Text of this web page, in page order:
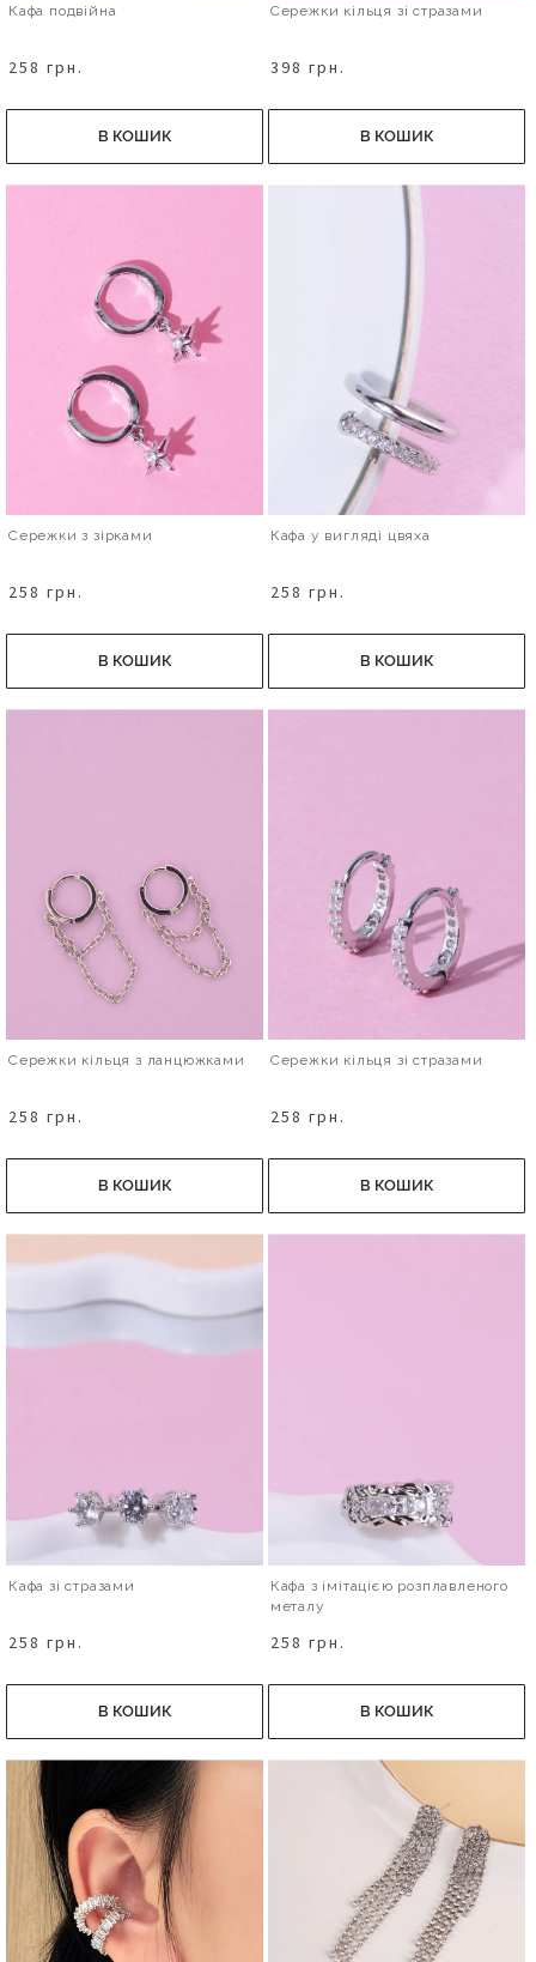
Кафа подвійна
258 грн.
В КОШИК
Сережки кільця зі стразами
398 грн.
В КОШИК
Сережки з зірками
258 грн.
В КОШИК
Кафа у вигляді цвяха
258 грн.
В КОШИК
Сережки кільця з ланцюжками
258 грн.
В КОШИК
Сережки кільця зі стразами
258 грн.
В КОШИК
Кафа зі стразами
258 грн.
В КОШИК
Кафа з імітацією розплавленого
металу
258 грн.
В КОШИК